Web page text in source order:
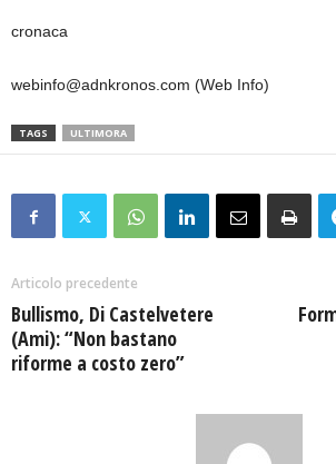
cronaca
webinfo@adnkronos.com (Web Info)
TAGS ULTIMORA
Articolo precedente
Bullismo, Di Castelvetere
(Ami): “Non bastano
riforme a costo zero”